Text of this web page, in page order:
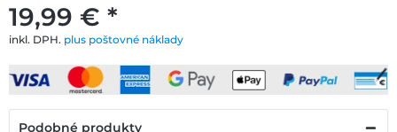
19,99 € *
inkl. DPH. plus poštovné náklady
Podobné produkty